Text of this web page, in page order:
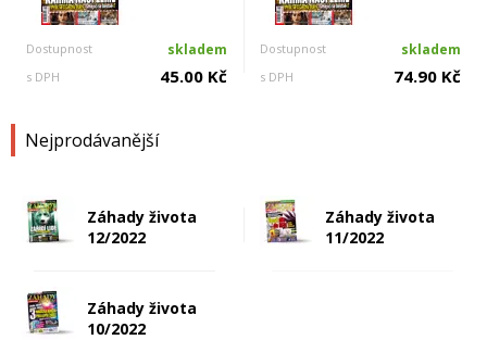
Dostupnost skladem
s DPH 45.00 Kč
Dostupnost skladem
s DPH 74.90 Kč
Nejprodávanější
Záhady života
12/2022
Záhady života
11/2022
Záhady života
10/2022